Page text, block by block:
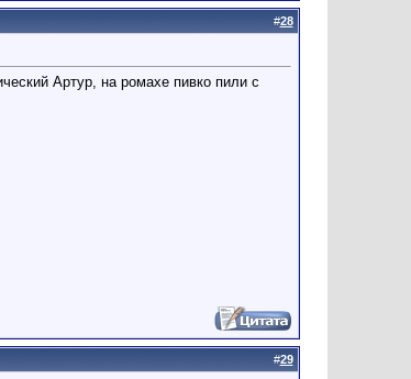
#28
Артур, на ромахе пивко пили с
#29